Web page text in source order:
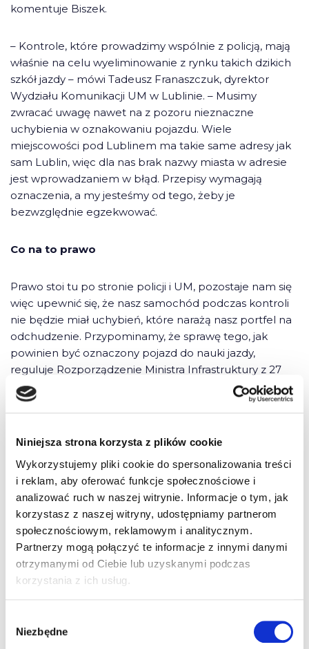
Niniejsza strona korzysta z plików cookie
Wykorzystujemy pliki cookie do spersonalizowania treści
i reklam, aby oferować funkcje społecznościowe i
analizować ruch w naszej witrynie. Informacje o tym, jak
korzystasz z naszej witryny, udostępniamy partnerom
społecznościowym, reklamowym i analitycznym.
Partnerzy mogą połączyć te informacje z innymi danymi
otrzymanymi od Ciebie lub uzyskanymi podczas
korzystania z ich usług.
zgody
Niezbędne
komentuje Biszek.
– Kontrole, które prowadzimy wspólnie z policją, mają
właśnie na celu wyeliminowanie z rynku takich dzikich
szkół jazdy – mówi Tadeusz Franaszczuk, dyrektor
Wydziału Komunikacji UM w Lublinie. – Musimy
zwracać uwagę nawet na z pozoru nieznaczne
uchybienia w oznakowaniu pojazdu. Wiele
miejscowości pod Lublinem ma takie same adresy jak
sam Lublin, więc dla nas brak nazwy miasta w adresie
jest wprowadzaniem w błąd. Przepisy wymagają
oznaczenia, a my jesteśmy od tego, żeby je
bezwzględnie egzekwować.
Co na to prawo
Prawo stoi tu po stronie policji i UM, pozostaje nam się
więc upewnić się, że nasz samochód podczas kontroli
nie będzie miał uchybień, które narażą nasz portfel na
odchudzenie. Przypominamy, że sprawę tego, jak
powinien być oznaczony pojazd do nauki jazdy,
reguluje Rozporządzenie Ministra Infrastruktury z 27
października 2005 r. w sprawie szkolenia,
egzaminowania i uzyskiwania uprawnień przez
Przepis określa, że pojazd, który jest wykorzystywany
nazwą i adresem ośrodka szkolenia kierowców
umieszczonymi na zewnątrz pojazdu na jego prawej i
lewej stronie – z wyjątkiem motocykli, przyczep i
tramwajów; litery występujące w napisie powinny mieć
wysokość co najmniej 6 cm.
Jak najlepiej oznakować?
Najpopularniejszą metodą jest oczywiście zlecenie
oklejenia samochodu w agencji reklamowej, jednak